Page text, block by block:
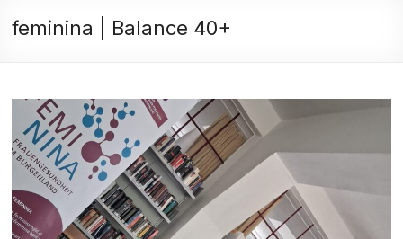
FRAUEN
Jennersdorf
feminina | Balance 40+